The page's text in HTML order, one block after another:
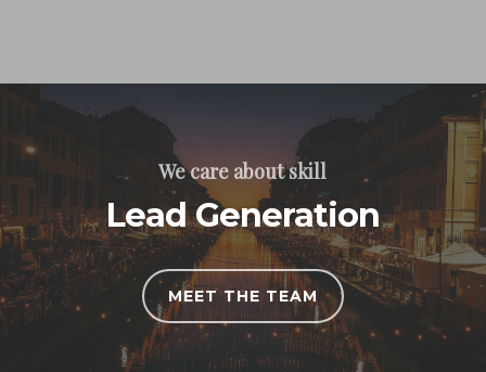
We care about skill
Lead Generation
MEET THE TEAM